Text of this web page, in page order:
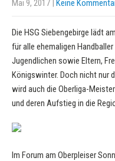
Mai 9, 2017 Keine
Die HSG Siebengebirge lädt
für alle ehemaligen
Jugendlichen sowie Eltern,
Königswinter. Doch nicht nur
wird auch die Oberliga-
und deren Aufstieg in die
Im Forum am Oberpleiser